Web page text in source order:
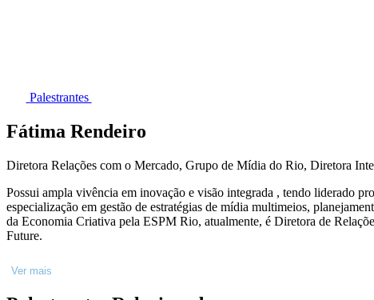
Palestrantes
Fátima Rendeiro
Diretora Relações com o Mercado, Grupo de Mídia do Rio, Diretora
Possui ampla vivência em inovação e visão integrada , tendo liderado
especialização em gestão de estratégias de mídia multimeios,
da Economia Criativa pela ESPM Rio, atualmente, é Diretora de Relações com o Mercado do Grupo de Mídia do Rio e Diretora de Inteligencia de Mercado da Due,
Future.
Ver mais